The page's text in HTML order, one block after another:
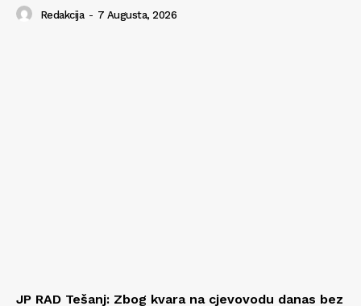
Redakcija - 7 Augusta, 2026
JP RAD Tešanj: Zbog kvara na cjevovodu danas bez